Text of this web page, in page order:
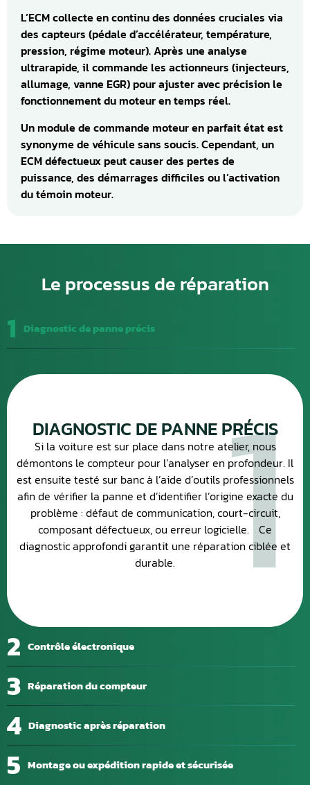
L’ECM collecte en continu des données cruciales via
des capteurs (pédale d’accélérateur, température,
pression, régime moteur). Après une analyse
ultrarapide, il commande les actionneurs (injecteurs,
allumage, vanne EGR) pour ajuster avec précision le
fonctionnement du moteur en temps réel.
Un module de commande moteur en parfait état est
synonyme de véhicule sans soucis. Cependant, un
ECM défectueux peut causer des pertes de
puissance, des démarrages difficiles ou l’activation
du témoin moteur.
Le processus de réparation
1 Diagnostic de panne précis
2 Contrôle électronique
3 Réparation du compteur
4 Diagnostic après réparation
5 Montage ou expédition rapide et sécurisée
1
DIAGNOSTIC DE PANNE PRÉCIS
Si la voiture est sur place dans notre atelier, nous
démontons le compteur pour l’analyser en profondeur. Il
est ensuite testé sur banc à l’aide d’outils professionnels
afin de vérifier la panne et d’identifier l’origine exacte du
problème : défaut de communication, court-circuit,
composant défectueux, ou erreur logicielle. Ce
diagnostic approfondi garantit une réparation ciblée et
durable.